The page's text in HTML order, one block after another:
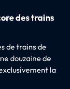
des trains
de trains de
douzaine de
la